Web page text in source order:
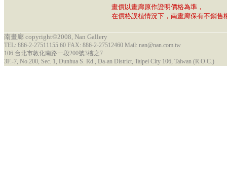
畫價以畫廊原作證明價格為準，
在價格誤植情況下，南畫廊保有不銷售
南畫廊 copyright©2008, Nan Gallery
TEL: 886-2-27511155 60 FAX: 886-2-27512460 Mail: nan@nan.com.tw
106 台北市敦化南路一段200號3樓之7
3F.-7, No.200, Sec. 1, Dunhua S. Rd., Da-an District, Taipei City 106, Taiwan (R.O.C.)